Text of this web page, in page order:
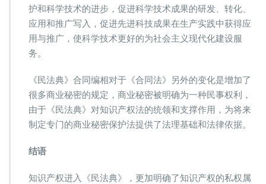
护和科学技术的进步，促进科学技术成果的研发、转化、
应用和推广写入，促进先进科技成果在生产实践中获得应
用与推广，使科学技术更好的为社会主义现代化建设服
务。
《民法典》合同编相对于《合同法》另外的变化是增加了
很多商业秘密的规定，商业秘密被明确为一种民事权利，
由于《民法典》对知识产权法的统领和支撑作用，为将来
制定专门的商业秘密保护法提供了法理基础和法律依据。
结语
知识产权进入《民法典》，更加明确了知识产权的私权属